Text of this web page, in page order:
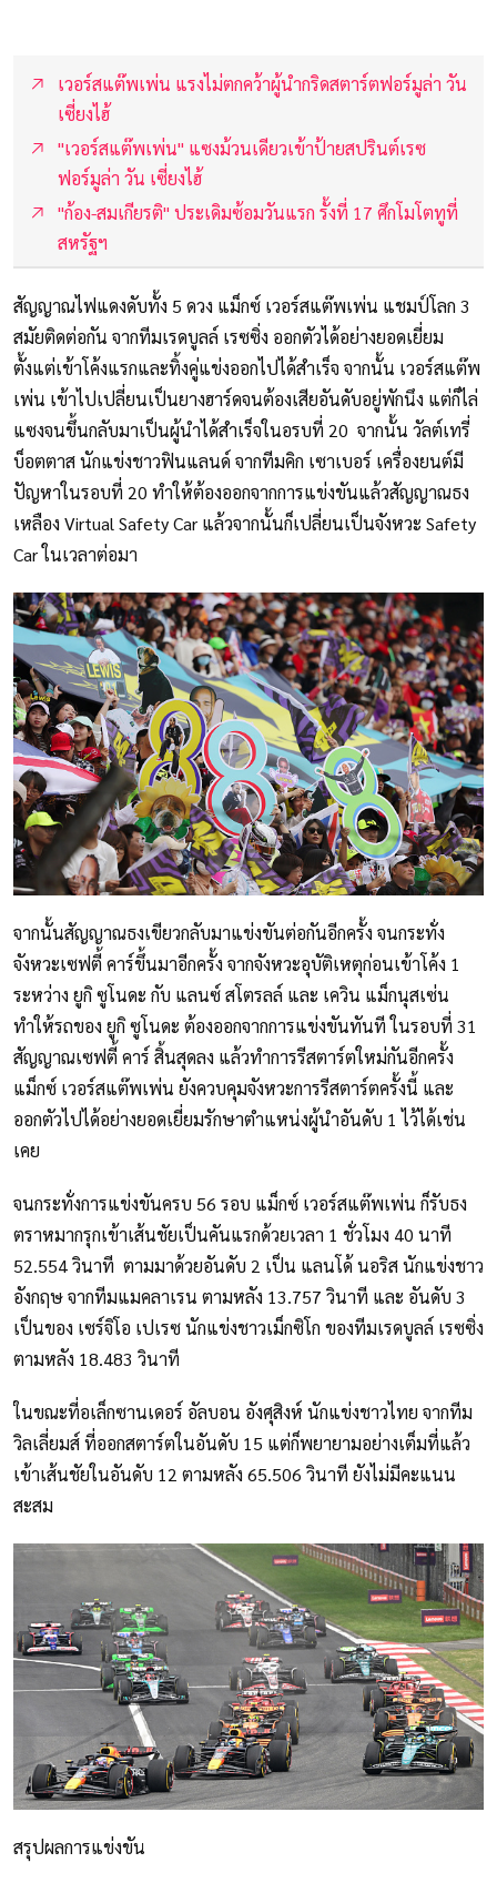
เวอร์สแต๊พเพ่น แรงไม่ตกคว้าผู้นำกริดสตาร์ตฟอร์มูล่า วัน
เซี่ยงไฮ้
"เวอร์สแต๊พเพ่น" แซงม้วนเดียวเข้าป้ายสปรินต์เรซ
ฟอร์มูล่า วัน เซี่ยงไฮ้
"ก้อง-สมเกียรติ" ประเดิมซ้อมวันแรก รั้งที่ 17 ศึกโมโตทูที่
สหรัฐฯ
สัญญาณไฟแดงดับทั้ง 5 ดวง แม็กซ์ เวอร์สแต๊พเพ่น แชมป์โลก 3
สมัยติดต่อกัน จากทีมเรดบูลล์ เรซซิ่ง ออกตัวได้อย่างยอดเยี่ยม
ตั้งแต่เข้าโค้งแรกและทิ้งคู่แข่งออกไปได้สำเร็จ จากนั้น เวอร์สแต๊พ
เพ่น เข้าไปเปลี่ยนเป็นยางฮาร์ดจนต้องเสียอันดับอยู่พักนึง แต่ก็ไล่
แซงจนขึ้นกลับมาเป็นผู้นำได้สำเร็จในอรบที่ 20 จากนั้น วัลต์เทรี่
บ็อตตาส นักแข่งชาวฟินแลนด์ จากทีมคิก เซาเบอร์ เครื่องยนต์มี
ปัญหาในรอบที่ 20 ทำให้ต้องออกจากการแข่งขันแล้วสัญญาณธง
เหลือง Virtual Safety Car แล้วจากนั้นก็เปลี่ยนเป็นจังหวะ Safety
Car ในเวลาต่อมา
จากนั้นสัญญาณธงเขียวกลับมาแข่งขันต่อกันอีกครั้ง จนกระทั่ง
จังหวะเซฟตี้ คาร์ขึ้นมาอีกครั้ง จากจังหวะอุบัติเหตุก่อนเข้าโค้ง 1
ระหว่าง ยูกิ ซูโนดะ กับ แลนซ์ สโตรลล์ และ เควิน แม็กนุสเซ่น
ทำให้รถของ ยูกิ ซูโนดะ ต้องออกจากการแข่งขันทันที ในรอบที่ 31
สัญญาณเซฟตี้ คาร์ สิ้นสุดลง แล้วทำการรีสตาร์ตใหม่กันอีกครั้ง
แม็กซ์ เวอร์สแต๊พเพ่น ยังควบคุมจังหวะการรีสตาร์ตครั้งนี้ และ
ออกตัวไปได้อย่างยอดเยี่ยมรักษาตำแหน่งผู้นำอันดับ 1 ไว้ได้เช่น
เคย
จนกระทั่งการแข่งขันครบ 56 รอบ แม็กซ์ เวอร์สแต๊พเพ่น ก็รับธง
ตราหมากรุกเข้าเส้นชัยเป็นคันแรกด้วยเวลา 1 ชั่วโมง 40 นาที
52.554 วินาที ตามมาด้วยอันดับ 2 เป็น แลนโด้ นอริส นักแข่งชาว
อังกฤษ จากทีมแมคลาเรน ตามหลัง 13.757 วินาที และ อันดับ 3
เป็นของ เซร์จิโอ เปเรซ นักแข่งชาวเม็กซิโก ของทีมเรดบูลล์ เรซซิ่ง
ตามหลัง 18.483 วินาที
ในขณะที่อเล็กซานเดอร์ อัลบอน อังศุสิงห์ นักแข่งชาวไทย จากทีม
วิลเลี่ยมส์ ที่ออกสตาร์ตในอันดับ 15 แต่ก็พยายามอย่างเต็มที่แล้ว
เข้าเส้นชัยในอันดับ 12 ตามหลัง 65.506 วินาที ยังไม่มีคะแนน
สะสม
สรุปผลการแข่งขัน